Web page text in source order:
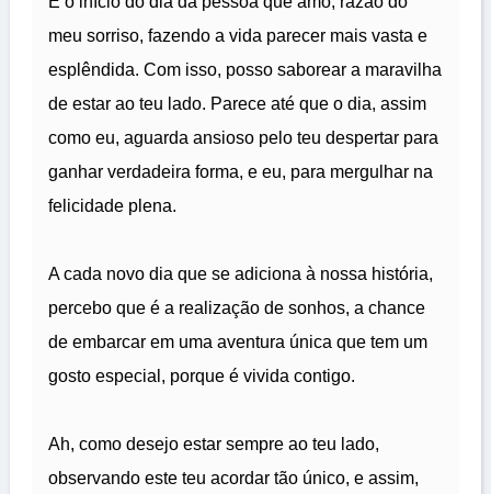
meu sorriso, fazendo a vida parecer mais vasta e
esplêndida. Com isso, posso saborear a maravilha
de estar ao teu lado. Parece até que o dia, assim
como eu, aguarda ansioso pelo teu despertar para
ganhar verdadeira forma, e eu, para mergulhar na
felicidade plena.
A cada novo dia que se adiciona à nossa história,
percebo que é a realização de sonhos, a chance
de embarcar em uma aventura única que tem um
gosto especial, porque é vivida contigo.
Ah, como desejo estar sempre ao teu lado,
observando este teu acordar tão único, e assim,